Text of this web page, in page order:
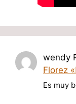
wendy
Florez
Es muy